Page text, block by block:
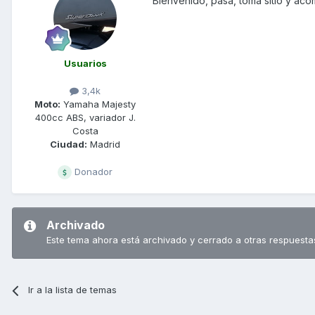
Usuarios
3,4k
Moto: Yamaha Majesty
400cc ABS, variador J.
Costa
Ciudad: Madrid
Donador
Archivado
Este tema ahora está archivado y cerrado a otras
Ir a la lista de temas